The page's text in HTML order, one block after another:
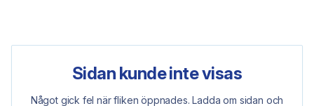
Sidan kunde inte visas
Något gick fel när fliken öppnades. Ladda om sidan och